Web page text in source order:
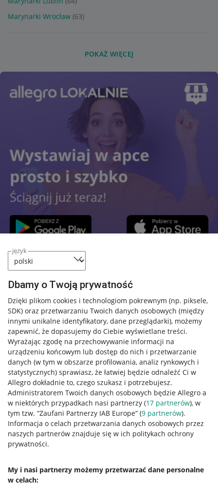
język
Dbamy o Twoją prywatność
Dzięki plikom cookies i technologiom pokrewnym (np. piksele,
SDK) oraz przetwarzaniu Twoich danych osobowych (między
innymi unikalne identyfikatory, dane przeglądarki), możemy
zapewnić, że dopasujemy do Ciebie wyświetlane treści.
Wyrażając zgodę na przechowywanie informacji na
urządzeniu końcowym lub dostęp do nich i przetwarzanie
danych (w tym w obszarze profilowania, analiz rynkowych i
statystycznych) sprawiasz, że łatwiej będzie odnaleźć Ci w
Allegro dokładnie to, czego szukasz i potrzebujesz.
Administratorem Twoich danych osobowych będzie Allegro a
w niektórych przypadkach nasi partnerzy (17 partnerów), w
tym tzw. “Zaufani Partnerzy IAB Europe” (9 partnerów).
Informacja o celach przetwarzania danych osobowych przez
naszych partnerów znajduje się w ich politykach ochrony
prywatności.
My i nasi partnerzy możemy przetwarzać dane personalne
w celach:
Marynarki Wrocław (63)
POKAŻ WIĘCEJ
Przydatne informacje
Napisz do nas
Allegro Gadane dla sprzedających
Allegro Gadane dla kupujących
Mapa miejscowości
Informacje prawne
Regulamin
Polityka plików "cookies"
Ustawienia plików "cookies"
Informacje dla Aktu o Usługach Cyfrowych